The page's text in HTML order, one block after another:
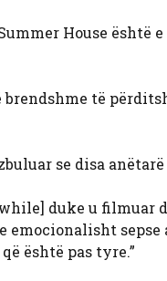
House është
brendshme të
se disa
duke u filmuar
emocionalisht
është pas tyre.”